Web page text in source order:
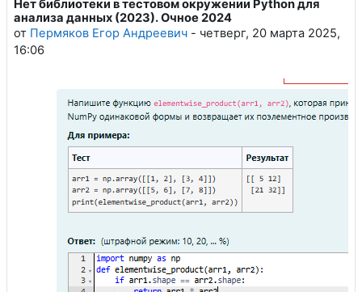
Нет библиотеки в тестовом окружении Python для
анализа данных (2023). Очное 2024
от Пермяков Егор Андреевич - четверг, 20 марта 2025,
16:06
Количество ответов: 1